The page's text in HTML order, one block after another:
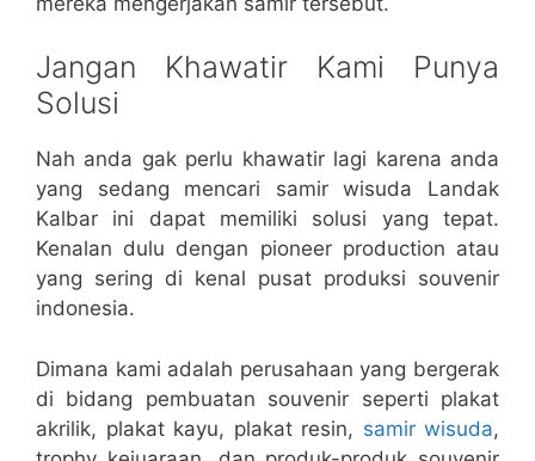
Jangan Khawatir Kami Punya
Solusi
Nah anda gak perlu khawatir lagi karena anda
yang sedang mencari samir wisuda Landak
Kalbar ini dapat memiliki solusi yang tepat.
Kenalan dulu dengan pioneer production atau
yang sering di kenal pusat produksi souvenir
indonesia.
Dimana kami adalah perusahaan yang bergerak
di bidang pembuatan souvenir seperti plakat
akrilik, plakat kayu, plakat resin, samir wisuda,